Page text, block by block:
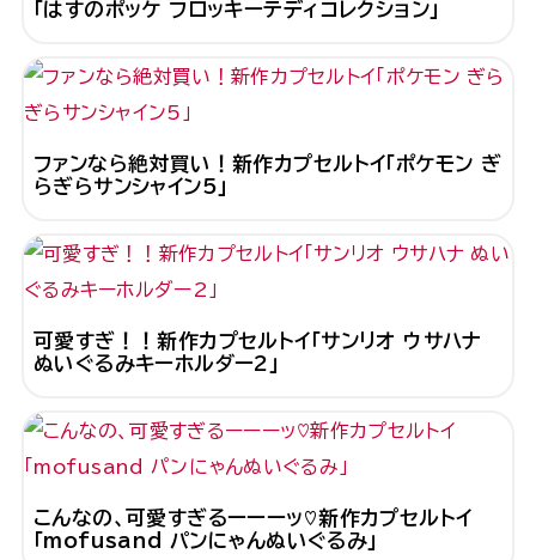
「はすのポッケ フロッキーテディコレクション」
ファンなら絶対買い！新作カプセルトイ「ポケモン ぎ
らぎらサンシャイン5」
可愛すぎ！！新作カプセルトイ「サンリオ ウサハナ
ぬいぐるみキーホルダー2」
こんなの、可愛すぎるーーーッ♡新作カプセルトイ
「mofusand パンにゃんぬいぐるみ」